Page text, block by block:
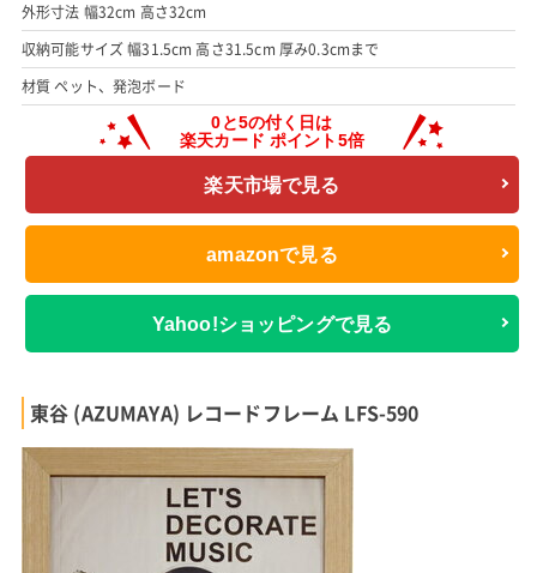
外形寸法 幅32cm 高さ32cm
収納可能サイズ 幅31.5cm 高さ31.5cm 厚み0.3cmまで
材質 ペット、発泡ボード
楽天市場で見る
amazonで見る
Yahoo!ショッピングで見る
東谷 (AZUMAYA) レコードフレーム LFS-590